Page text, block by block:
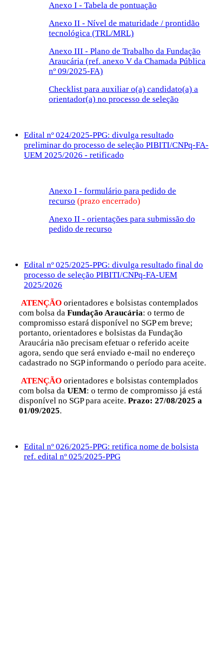
Anexo I - Tabela de pontuação
Anexo II - Nível de maturidade / prontidão
tecnológica (TRL/MRL)
Anexo III - Plano de Trabalho da Fundação
Araucária (ref. anexo V da Chamada Pública
nº 09/2025-FA)
Checklist para auxiliar o(a) candidato(a) a
orientador(a) no processo de seleção
Edital nº 024/2025-PPG: divulga resultado
preliminar do processo de seleção PIBITI/CNPq-FA-
UEM 2025/2026 - retificado
Anexo I - formulário para pedido de
recurso (prazo encerrado)
Anexo II - orientações para submissão do
pedido de recurso
Edital nº 025/2025-PPG: divulga resultado final do
processo de seleção PIBITI/CNPq-FA-UEM
2025/2026
ATENÇÃO orientadores e bolsistas contemplados
com bolsa da Fundação Araucária: o termo de
compromisso estará disponível no SGP em breve;
portanto, orientadores e bolsistas da Fundação
Araucária não precisam efetuar o referido aceite
agora, sendo que será enviado e-mail no endereço
cadastrado no SGP informando o período para aceite.
ATENÇÃO orientadores e bolsistas contemplados
com bolsa da UEM: o termo de compromisso já está
disponível no SGP para aceite. Prazo: 27/08/2025 a
01/09/2025.
Edital nº 026/2025-PPG: retifica nome de bolsista
ref. edital nº 025/2025-PPG